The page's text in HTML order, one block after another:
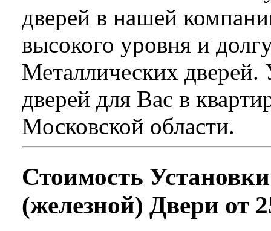
дверей в нашей
высокого уровня и
Металлических дверей.
дверей для Вас в
Московской области.
Стоимость
(железной) Двери от